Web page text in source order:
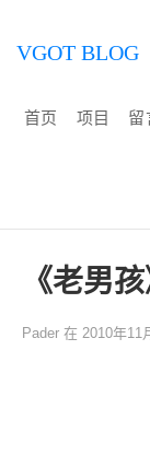
VGOT BLOG
首页 项目 留
《老男
Pader 在 2010年11